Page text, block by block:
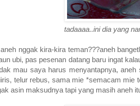
tadaaaa..ini dia yang
nggak kira-kira teman???aneh
ubi, pas pesenan datang baru ingat
mau saya harus menyantapnya,
telur rebus, sama mie *semacam
asin maksudnya tapi yang masih aneh